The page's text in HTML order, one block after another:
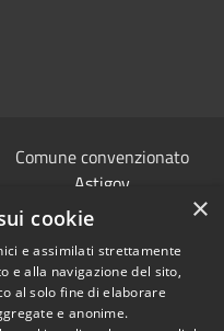
Comune convenzionato
Astigov
Progetto|Convenzione
Adesioni
•Accesso redazione
×
cookie
e assimilati strettamente
e alla navigazione del sito,
al solo fine di elaborare
e anonime.